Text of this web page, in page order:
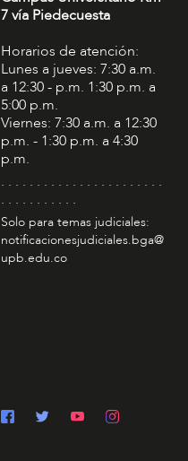
7 vía Piedecuesta
Horarios de atención:
Lunes a jueves: 7:30 a.m.
a 12:30 - p.m. 1:30 p.m. a
5:00 p.m.
Viernes: 7:30 a.m. a 12:30
p.m. - 1:30 p.m. a 4:30
p.m.
. . . . . . . . . . . . . . . . . . . . . . .
. . . . . . . . . . .
Solo para temas judiciales:
notificacionesjudiciales.bga@
upb.edu.co